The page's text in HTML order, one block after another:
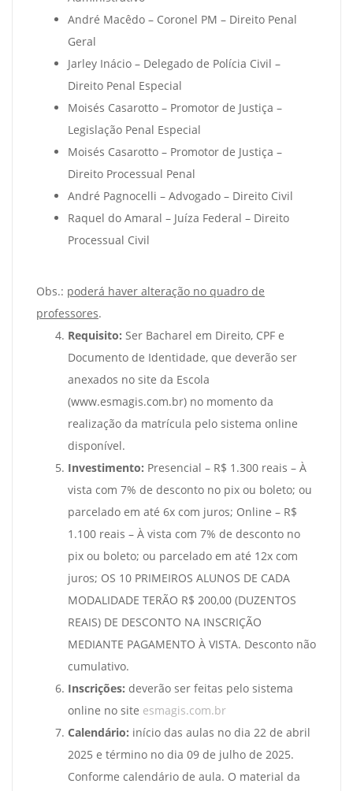
André Macêdo – Coronel PM – Direito Penal
Geral
Jarley Inácio – Delegado de Polícia Civil –
Direito Penal Especial
Moisés Casarotto – Promotor de Justiça –
Legislação Penal Especial
Moisés Casarotto – Promotor de Justiça –
Direito Processual Penal
André Pagnocelli – Advogado – Direito Civil
Raquel do Amaral – Juíza Federal – Direito
Processual Civil
Obs.: poderá haver alteração no quadro de
professores.
Requisito: Ser Bacharel em Direito, CPF e
Documento de Identidade, que deverão ser
anexados no site da Escola
(www.esmagis.com.br) no momento da
realização da matrícula pelo sistema online
disponível.
Investimento: Presencial – R$ 1.300 reais – À
vista com 7% de desconto no pix ou boleto; ou
parcelado em até 6x com juros; Online – R$
1.100 reais – À vista com 7% de desconto no
pix ou boleto; ou parcelado em até 12x com
juros; OS 10 PRIMEIROS ALUNOS DE CADA
MODALIDADE TERÃO R$ 200,00 (DUZENTOS
REAIS) DE DESCONTO NA INSCRIÇÃO
MEDIANTE PAGAMENTO À VISTA. Desconto não
cumulativo.
Inscrições: deverão ser feitas pelo sistema
online no site esmagis.com.br
Calendário: início das aulas no dia 22 de abril
2025 e término no dia 09 de julho de 2025.
Conforme calendário de aula. O material da